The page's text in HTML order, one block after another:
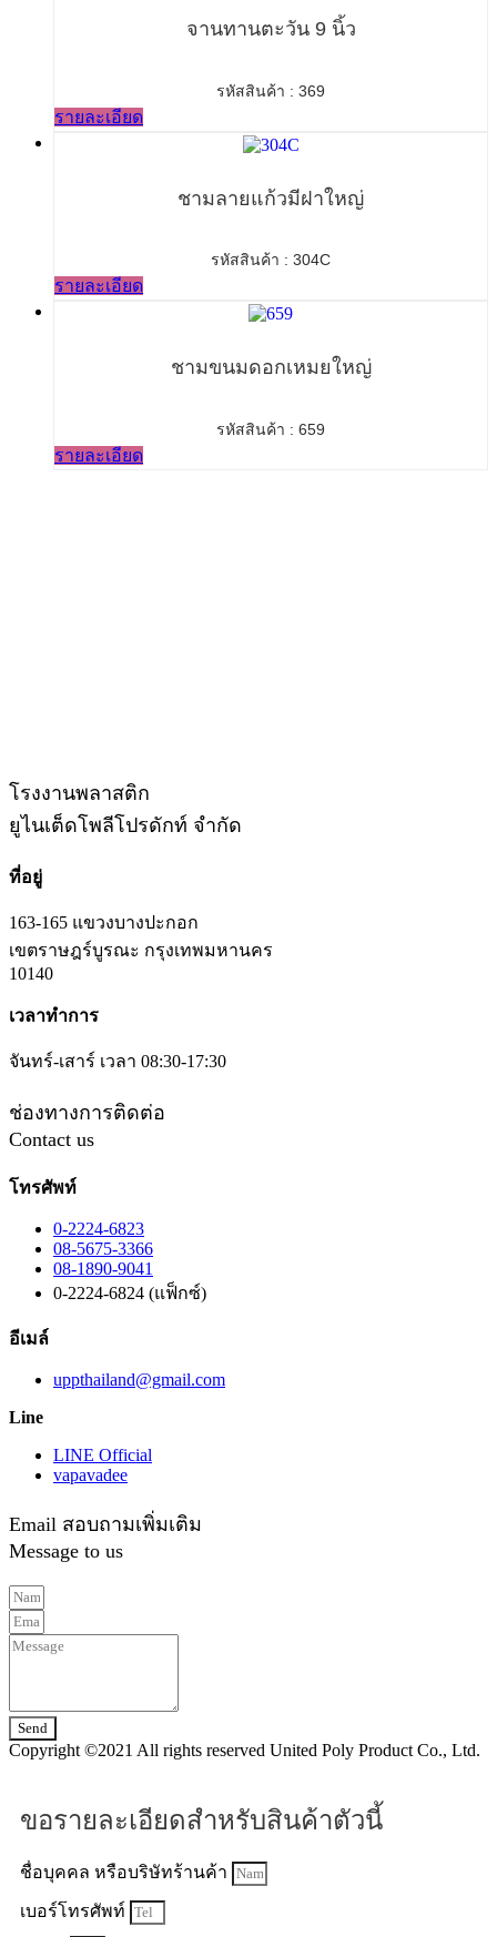
จานทานตะวัน 9 นิ้ว
รหัสสินค้า : 369
รายละเอียด
ชามลายแก้วมีฝาใหญ่
รหัสสินค้า : 304C
รายละเอียด
ชามขนมดอกเหมยใหญ่
รหัสสินค้า : 659
รายละเอียด
โรงงานพลาสติก
ยูไนเต็ดโพลีโปรดักท์ จำกัด
ที่อยู่
163-165 แขวงบางปะกอก
เขตราษฎร์บูรณะ กรุงเทพมหานคร
10140
เวลาทำการ
จันทร์-เสาร์ เวลา 08:30-17:30
ช่องทางการติดต่อ
Contact us
โทรศัพท์
0-2224-6823
08-5675-3366
08-1890-9041
0-2224-6824 (แฟ็กซ์)
อีเมล์
uppthailand@gmail.com
Line
LINE Official
vapavadee
Email สอบถามเพิ่มเติม
Message to us
Send
Copyright ©2021 All rights reserved United Poly Product Co., Ltd.
ขอรายละเอียดสำหรับสินค้าตัวนี้
ชื่อบุคคล หรือบริษัทร้านค้า
เบอร์โทรศัพท์